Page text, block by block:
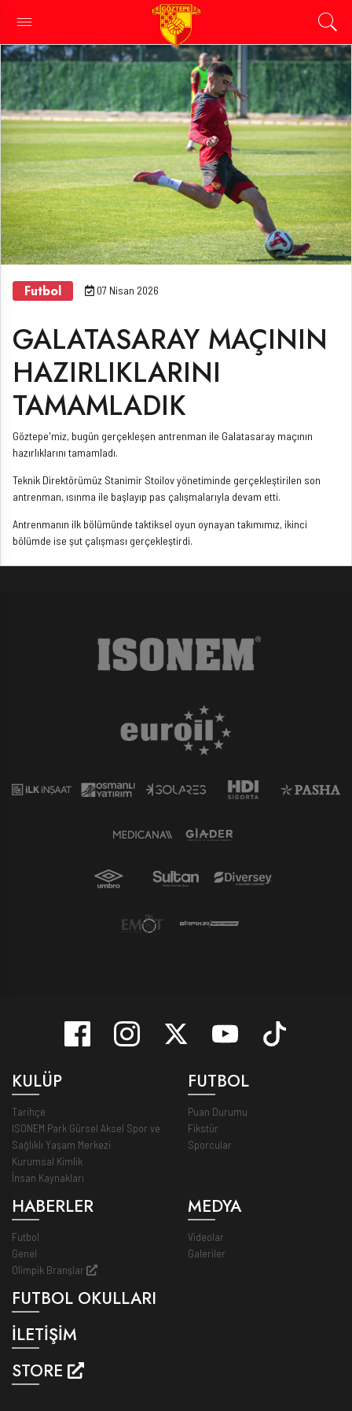
Futbol 07 Nisan 2026
GALATASARAY MAÇININ
HAZIRLIKLARINI
TAMAMLADIK
Göztepe'miz, bugün gerçekleşen antrenman ile Galatasaray maçının
hazırlıklarını tamamladı.
Teknik Direktörümüz Stanimir Stoilov yönetiminde gerçekleştirilen son
antrenman, ısınma ile başlayıp pas çalışmalarıyla devam etti.
Antrenmanın ilk bölümünde taktiksel oyun oynayan takımımız, ikinci
bölümde ise şut çalışması gerçekleştirdi.
KULÜP
Tarihçe
ISONEM Park Gürsel Aksel Spor ve
Sağlıklı Yaşam Merkezi
Kurumsal Kimlik
İnsan Kaynakları
FUTBOL
Puan Durumu
Fikstür
Sporcular
HABERLER
Futbol
Genel
Olimpik Branşlar
MEDYA
Videolar
Galeriler
FUTBOL OKULLARI
İLETİŞİM
STORE